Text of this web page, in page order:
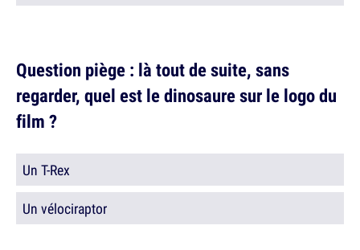
Question piège : là tout de suite, sans
regarder, quel est le dinosaure sur le logo du
film ?
Un T-Rex
Un vélociraptor